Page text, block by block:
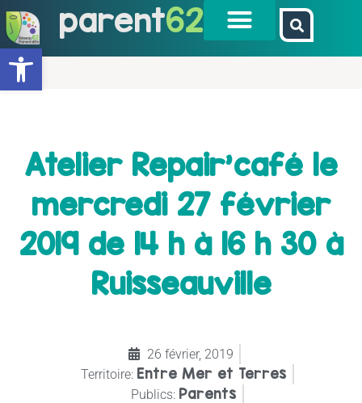
Ouvrir la barre d’outils
parent62
Atelier Repair’café le
mercredi 27 février
2019 de 14 h à 16 h 30 à
Ruisseauville
26 février, 2019
Territoire: Entre Mer et Terres
Publics: Parents